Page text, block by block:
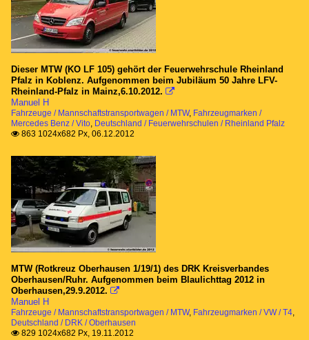
Dieser MTW (KO LF 105) gehört der Feuerwehrschule Rheinland
Pfalz in Koblenz. Aufgenommen beim Jubiläum 50 Jahre LFV-
Rheinland-Pfalz in Mainz,6.10.2012. 
Manuel H
Fahrzeuge / Mannschaftstransportwagen / MTW, Fahrzeugmarken /
Mercedes Benz / Vito, Deutschland / Feuerwehrschulen / Rheinland Pfalz
 863 1024x682 Px, 06.12.2012
MTW (Rotkreuz Oberhausen 1/19/1) des DRK Kreisverbandes
Oberhausen/Ruhr. Aufgenommen beim Blaulichttag 2012 in
Oberhausen,29.9.2012. 
Manuel H
Fahrzeuge / Mannschaftstransportwagen / MTW, Fahrzeugmarken / VW / T4,
Deutschland / DRK / Oberhausen
 829 1024x682 Px, 19.11.2012